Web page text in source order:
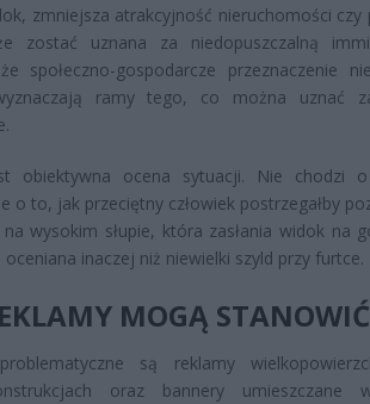
zmniejsza atrakcyjność nieruchomości
zostać uznana za niedopuszczalną
społeczno-gospodarcze przeznaczenie
ramy tego, co można uznać
obiektywna ocena sytuacji. Nie chodzi o
o to, jak przeciętny człowiek postrzegałby
wysokim słupie, która zasłania widok na
inaczej niż niewielki szyld przy furtce.
MOGĄ
są reklamy
oraz bannery umieszczane